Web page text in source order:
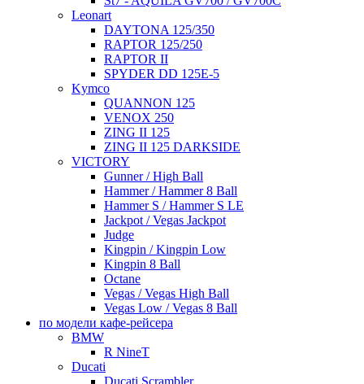
Leonart
DAYTONA 125/350
RAPTOR 125/250
RAPTOR II
SPYDER DD 125E-5
Kymco
QUANNON 125
VENOX 250
ZING II 125
ZING II 125 DARKSIDE
VICTORY
Gunner / High Ball
Hammer / Hammer 8 Ball
Hammer S / Hammer S LE
Jackpot / Vegas Jackpot
Judge
Kingpin / Kingpin Low
Kingpin 8 Ball
Octane
Vegas / Vegas High Ball
Vegas Low / Vegas 8 Ball
по модели кафе-рейсера
BMW
R NineT
Ducati
Ducati Scrambler